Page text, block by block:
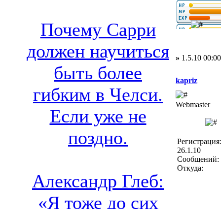
Почему Сарри
должен научиться
быть более
гибким в Челси.
Если уже не
поздно.
Александр Глеб:
«Я тоже до сих
» 1.5.10 00:00
kapriz
Webmaster
Регистрация:
26.1.10
Сообщений:
Откуда: